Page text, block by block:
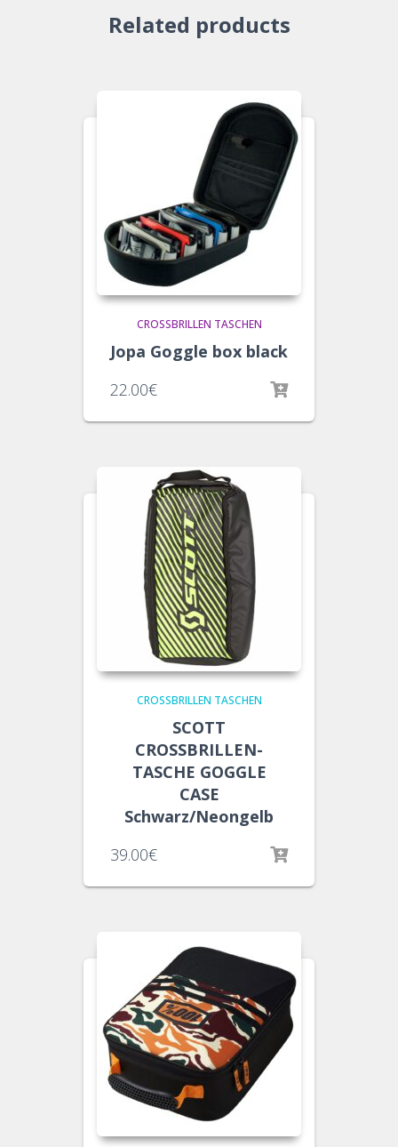
Related products
CROSSBRILLEN TASCHEN
Jopa Goggle box black
22.00€
CROSSBRILLEN TASCHEN
SCOTT
CROSSBRILLEN-
TASCHE GOGGLE
CASE
Schwarz/Neongelb
39.00€